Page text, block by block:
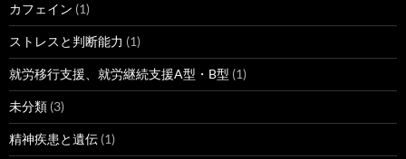
カフェイン (1)
ストレスと判断能力 (1)
就労移行支援、就労継続支援A型・B型 (1)
未分類 (3)
精神疾患と遺伝 (1)